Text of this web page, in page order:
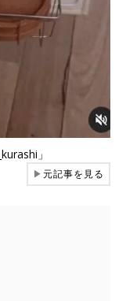
」
▶元記事を見る